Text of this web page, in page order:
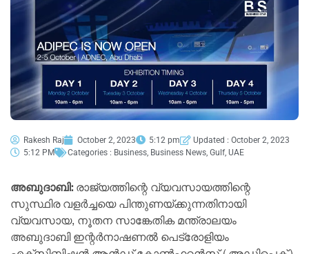
Rakesh Raj October 2, 2023 5:12 pm
Updated : October 2, 2023
5:12 PM
Categories : Business, Business News, Gulf, UAE
അബുദാബി:രാജ്യത്തിന്റെ വ്യവസായത്തിന്റെ
സുസ്ഥിര വളർച്ചയെ പിന്തുണയ്‌ക്കുന്നതിനായി
വ്യവസായ, നൂതന സാങ്കേതിക മന്ത്രാലയം
അബുദാബി ഇന്റർനാഷണൽ പെട്രോളിയം